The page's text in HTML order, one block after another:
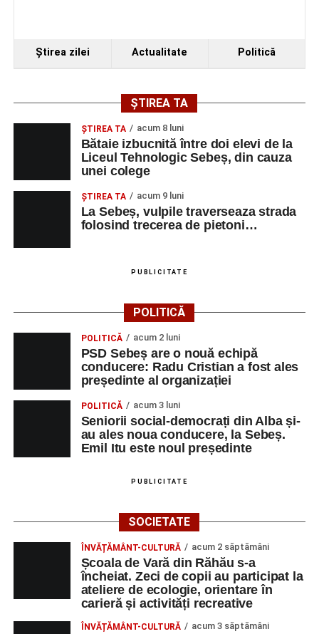
Ştirea zilei Actualitate Politică
ȘTIREA TA
ŞTIREA TA acum 8 luni
Bătaie izbucnită între doi elevi de la
Liceul Tehnologic Sebeș, din cauza
unei colege
ŞTIREA TA acum 9 luni
La Sebeș, vulpile traverseaza strada
folosind trecerea de pietoni…
PUBLICITATE
POLITICĂ
POLITICĂ acum 2 luni
PSD Sebeș are o nouă echipă
conducere: Radu Cristian a fost ales
președinte al organizației
POLITICĂ acum 3 luni
Seniorii social-democrați din Alba și-
au ales noua conducere, la Sebeș.
Emil Itu este noul președinte
PUBLICITATE
SOCIETATE
ÎNVĂȚĂMÂNT-CULTURĂ acum 2 săptămâni
Școala de Vară din Răhău s-a
încheiat. Zeci de copii au participat la
ateliere de ecologie, orientare în
carieră și activități recreative
ÎNVĂȚĂMÂNT-CULTURĂ acum 3 săptămâni